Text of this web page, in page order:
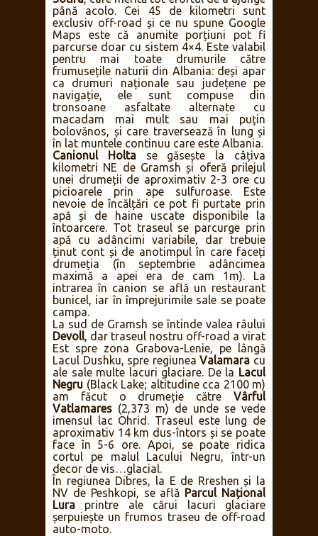
până acolo. Cei 45 de kilometri sunt
exclusiv off-road și ce nu spune Google
Maps este că anumite porțiuni pot fi
parcurse doar cu sistem 4×4. Este valabil
pentru mai toate drumurile către
frumusețile naturii din Albania: deși apar
ca drumuri naționale sau județene pe
navigație, ele sunt compuse din
tronsoane asfaltate alternate cu
macadam mai mult sau mai puțin
bolovănos, și care traversează în lung și
în lat muntele continuu care este Albania.
Canionul Holtase găsește la câțiva
kilometri NE de Gramsh și oferă prilejul
unei drumeții de aproximativ 2-3 ore cu
picioarele prin ape sulfuroase. Este
nevoie de încălțări ce pot fi purtate prin
apă și de haine uscate disponibile la
întoarcere. Tot traseul se parcurge prin
apă cu adâncimi variabile, dar trebuie
ținut cont și de anotimpul în care faceți
drumeția (în septembrie adâncimea
maximă a apei era de cam 1m). La
intrarea în canion se află un restaurant
bunicel, iar în împrejurimile sale se poate
campa.
La sud de Gramsh se întinde valea râului
Devoll, dar traseul nostru off-road a virat
Est spre zona Grabova-Lenie, pe lângă
Lacul Dushku, spre regiuneaValamara cu
ale sale multe lacuri glaciare. De la Lacul
Negru (Black Lake; altitudine cca 2100 m)
am făcut o drumeție către Vârful
Vatlamares (2,373 m) de unde se vede
imensul lac Ohrid. Traseul este lung de
aproximativ 14 km dus-întors și se poate
face în 5-6 ore. Apoi, se poate ridica
cortul pe malul Lacului Negru, într-un
decor de vis…glacial.
În regiunea Dibres, la E de Rreshen și la
NV de Peshkopi, se află Parcul Național
Lura printre ale cărui lacuri glaciare
șerpuiește un frumos traseu de off-road
auto-moto.